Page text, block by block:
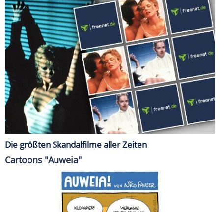
Die größten Skandalfilme aller Zeiten
Cartoons "Auweia"